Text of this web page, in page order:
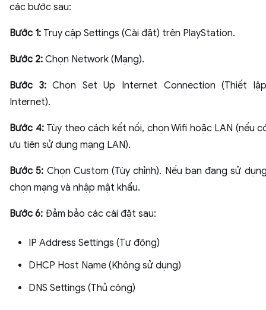
các bước sau:
Bước 1: Truy cập Settings (Cài đặt) trên PlayStation.
Bước 2: Chọn Network (Mạng).
Bước 3:Chọn Set Up Internet Connection (Thiết
Internet).
Bước 4: Tùy theo cách kết nối, chọn Wifi hoặc LAN (nếu
ưu tiên sử dụng mạng LAN).
Bước 5: Chọn Custom (Tùy chỉnh). Nếu bạn đang sử
chọn mạng và nhập mật khẩu.
Bước 6: Đảm bảo các cài đặt sau:
IP Address Settings (Tự động)
DHCP Host Name (Không sử dụng)
DNS Settings (Thủ công)